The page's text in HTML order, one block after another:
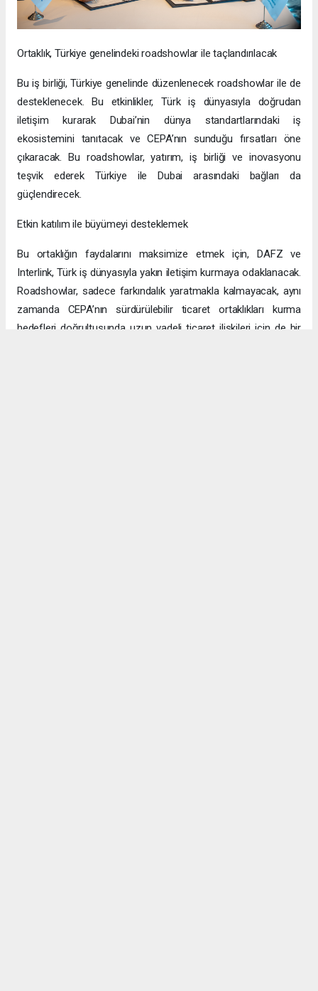
Ortaklık, Türkiye genelindeki roadshowlar ile taçlandırılacak
Bu iş birliği, Türkiye genelinde düzenlenecek roadshowlar ile de
desteklenecek. Bu etkinlikler, Türk iş dünyasıyla doğrudan
iletişim kurarak Dubai’nin dünya standartlarındaki iş
ekosistemini tanıtacak ve CEPA’nın sunduğu fırsatları öne
çıkaracak. Bu roadshowlar, yatırım, iş birliği ve inovasyonu
teşvik ederek Türkiye ile Dubai arasındaki bağları da
güçlendirecek.
Etkin katılım ile büyümeyi desteklemek
Bu ortaklığın faydalarını maksimize etmek için, DAFZ ve
Interlink, Türk iş dünyasıyla yakın iletişim kurmaya odaklanacak.
Roadshowlar, sadece farkındalık yaratmakla kalmayacak, aynı
zamanda CEPA’nın sürdürülebilir ticaret ortaklıkları kurma
hedefleri doğrultusunda uzun vadeli ticaret ilişkileri için de bir